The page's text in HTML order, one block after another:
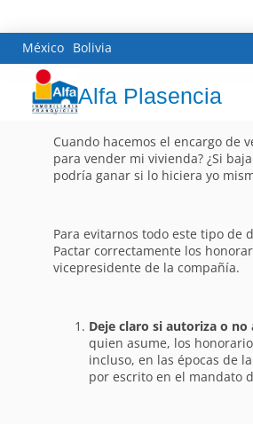
México Bolivia
Alfa Plasencia
Cuando hacemos el encargo de
para vender mi vivienda? ¿Si
podría ganar si lo hiciera yo
Para evitarnos todo este tipo de
Pactar correctamente los
vicepresidente de la compañía.
Deje claro si autoriza o
quien asume, los
incluso, en las épocas de
por escrito en el mandato